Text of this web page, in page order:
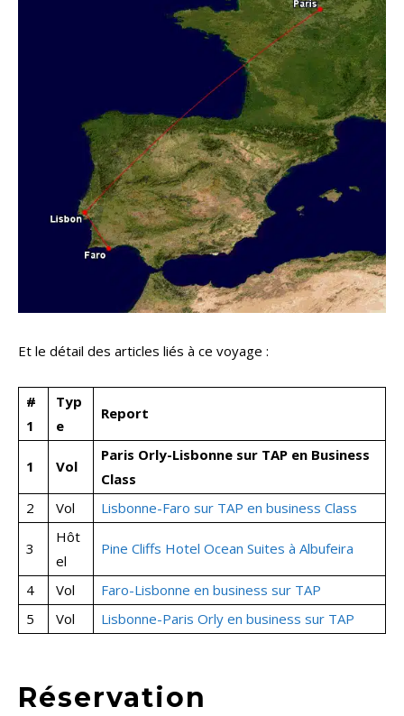
Et le détail des articles liés à ce voyage :
#
1
Typ
e
Report
1 Vol
Paris Orly-Lisbonne sur TAP en Business
Class
2
Vol Lisbonne-Faro sur TAP en business Class
3
Hôt
el
Pine Cliffs Hotel Ocean Suites à Albufeira
4 Vol
Faro-Lisbonne en business sur TAP
5
Vol Lisbonne-Paris Orly en business sur TAP
Réservation